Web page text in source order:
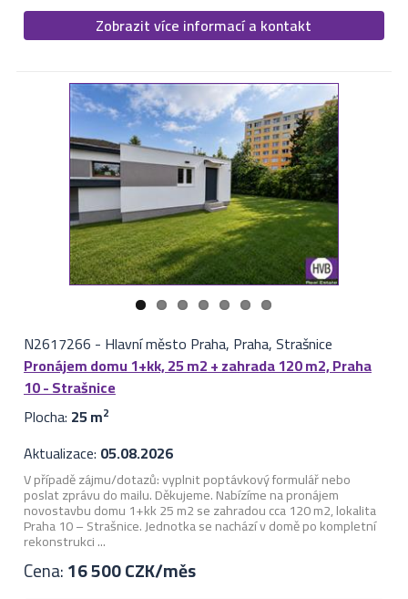
Zobrazit více informací a kontakt
N2617266 - Hlavní město Praha, Praha, Strašnice
Pronájem domu 1+kk, 25 m2 + zahrada 120 m2, Praha
10 - Strašnice
Plocha: 25 m2
Aktualizace: 05.08.2026
V případě zájmu/dotazů: vyplnit poptávkový formulář nebo
poslat zprávu do mailu. Děkujeme. Nabízíme na pronájem
novostavbu domu 1+kk 25 m2 se zahradou cca 120 m2, lokalita
Praha 10 – Strašnice. Jednotka se nachází v domě po kompletní
rekonstrukci ...
Cena:16 500 CZK/měs